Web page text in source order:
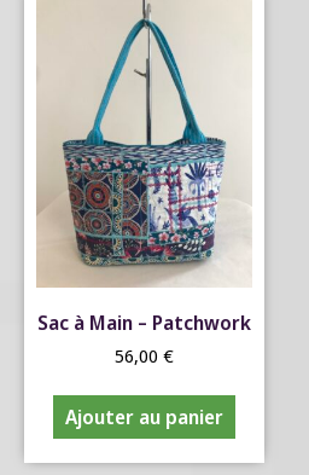
Sac à Main – Patchwork
56,00 €
Ajouter au panier